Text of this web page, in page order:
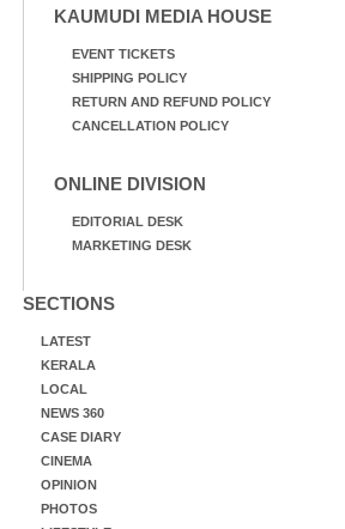
KAUMUDI MEDIA HOUSE
EVENT TICKETS
SHIPPING POLICY
RETURN AND REFUND POLICY
CANCELLATION POLICY
ONLINE DIVISION
EDITORIAL DESK
MARKETING DESK
SECTIONS
LATEST
KERALA
LOCAL
NEWS 360
CASE DIARY
CINEMA
OPINION
PHOTOS